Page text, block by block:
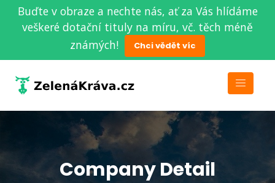
Buďte v obraze a nechte nás, ať za Vás hlídáme
veškeré dotační tituly na míru, vč. těch méně
známých!
Chci vědět víc
Company Detail